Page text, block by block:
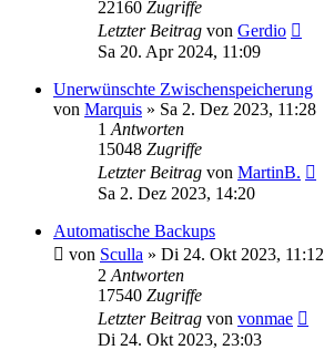
22160 Zugriffe
Letzter Beitrag von Gerdio
Sa 20. Apr 2024, 11:09
Unerwünschte Zwischenspeicherung
von Marquis » Sa 2. Dez 2023, 11:28
1 Antworten
15048 Zugriffe
Letzter Beitrag von MartinB.
Sa 2. Dez 2023, 14:20
Automatische Backups
von Sculla » Di 24. Okt 2023, 11:12
2 Antworten
17540 Zugriffe
Letzter Beitrag von vonmae
Di 24. Okt 2023, 23:03